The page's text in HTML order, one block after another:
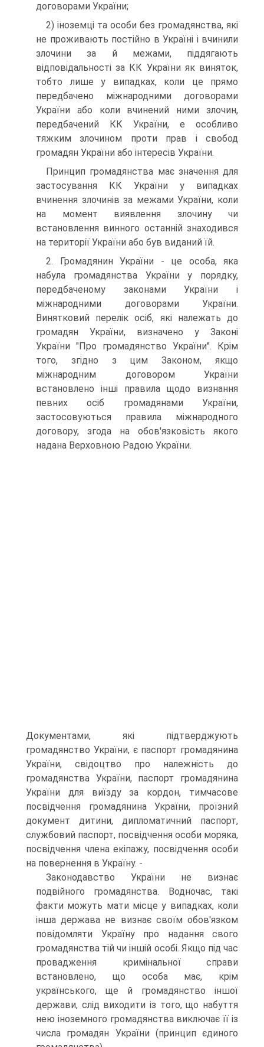
договорами України;
2) іноземці та особи без громадянства, які
не проживають постійно в Україні і вчинили
злочини за й межами, піддягають
відповідальності за КК України як виняток,
тобто лише у випадках, коли це прямо
передбачено міжнародними договорами
України або коли вчинений ними злочин,
передбачений КК України, е особливо
тяжким злочином проти прав і свобод
громадян України або інтересів України.
Принцип громадянства має значення для
застосування КК України у випадках
вчинення злочинів за межами України, коли
на момент виявлення злочину чи
встановлення винного останній знаходився
на території України або був виданий їй.
2. Громадянин України - це особа, яка
набула громадянства України у порядку,
передбаченому законами України і
міжнародними договорами України.
Винятковий перелік осіб, які належать до
громадян України, визначено у Законі
України "Про громадянство України". Крім
того, згідно з цим Законом, якщо
міжнародним договором України
встановлено інші правила щодо визнання
певних осіб громадянами України,
застосовуються правила міжнародного
договору, згода на обов'язковість якого
надана Верховною Радою України.
Документами, які підтверджують
громадянство України, є паспорт громадянина
України, свідоцтво про належність до
громадянства України, паспорт громадянина
України для виїзду за кордон, тимчасове
посвідчення громадянина України, проїзний
документ дитини, дипломатичний паспорт,
службовий паспорт, посвідчення особи моряка,
посвідчення члена екіпажу, посвідчення особи
на повернення в Україну. -
Законодавство України не визнає
подвійного громадянства. Водночас, такі
факти можуть мати місце у випадках, коли
інша держава не визнає своїм обов'язком
повідомляти Україну про надання свого
громадянства тій чи іншій особі. Якщо під час
провадження кримінальної справи
встановлено, що особа має, крім
українського, ще й громадянство іншої
держави, слід виходити із того, що набуття
нею іноземного громадянства виключає її із
числа громадян України (принцип єдиного